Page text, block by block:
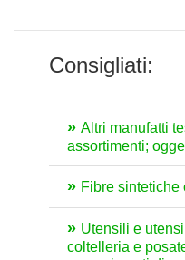
Consigliati:
Altri manufatti
assortimenti;
Fibre
Utensili e
coltelleria e